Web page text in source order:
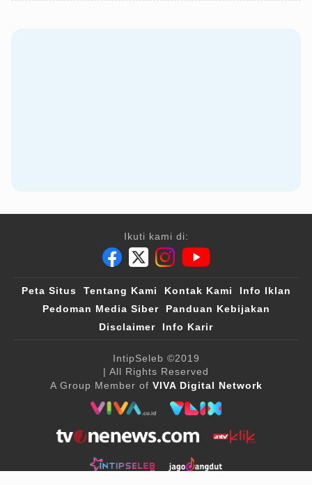
Ikuti kami di:
Peta Situs Tentang Kami Kontak Kami
Info Iklan
Pedoman Media Siber
Panduan Kebijakan
Disclaimer
Info Karir
IntipSeleb ©2019
| All Rights Reserved
A Group Member of VIVA Digital Network